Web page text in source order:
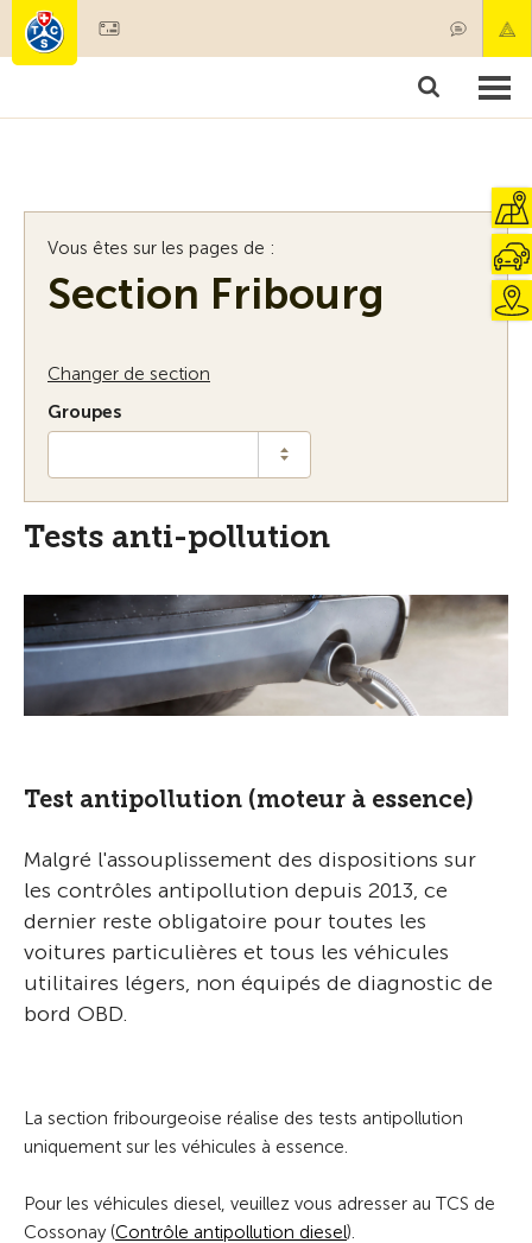
Membres & prestations
Vous êtes sur les pages de :
Section Fribourg
Changer de section
Groupes
Tests anti-pollution
Test antipollution (moteur à essence)
Malgré l'assouplissement des dispositions sur
les contrôles antipollution depuis 2013, ce
dernier reste obligatoire pour toutes les
voitures particulières et tous les véhicules
utilitaires légers, non équipés de diagnostic de
bord OBD.
La section fribourgeoise réalise des tests antipollution
uniquement sur les véhicules à essence.
Pour les véhicules diesel, veuillez vous adresser au TCS de
Cossonay (Contrôle antipollution diesel).